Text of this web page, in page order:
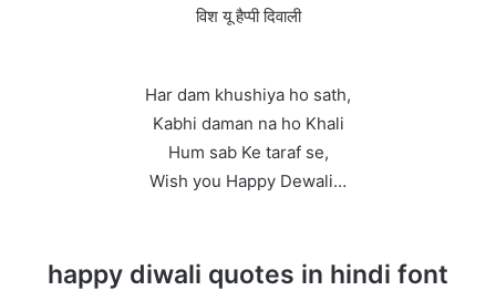
विश यू हैप्पी दिवाली
Har dam khushiya ho sath,
Kabhi daman na ho Khali
Hum sab Ke taraf se,
Wish you Happy Dewali…
happy diwali quotes in hindi font